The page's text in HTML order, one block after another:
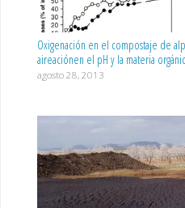
Oxigenación en el compostaje de
aireaciónen el pH y la materia
agosto 28, 2013